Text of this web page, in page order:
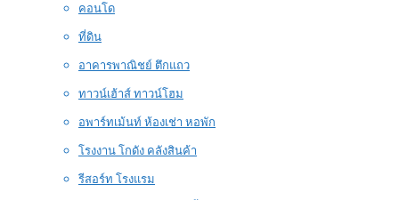
คอนโด
ที่ดิน
อาคารพาณิชย์ ตึกแถว
ทาวน์เฮ้าส์ ทาวน์โฮม
อพาร์ทเม้นท์ ห้องเช่า หอพัก
โรงงาน โกดัง คลังสินค้า
รีสอร์ท โรงแรม